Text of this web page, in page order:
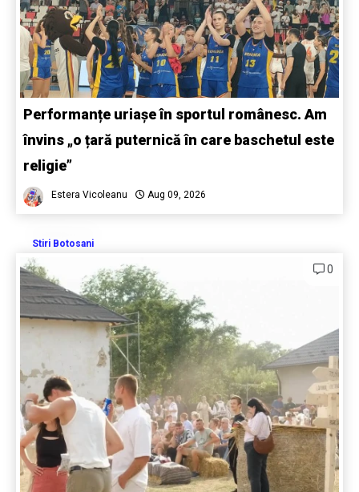
Performanțe uriașe în sportul românesc. Am
învins „o țară puternică în care baschetul este
religie”
Estera Vicoleanu Aug 09, 2026
Stiri Botosani
0